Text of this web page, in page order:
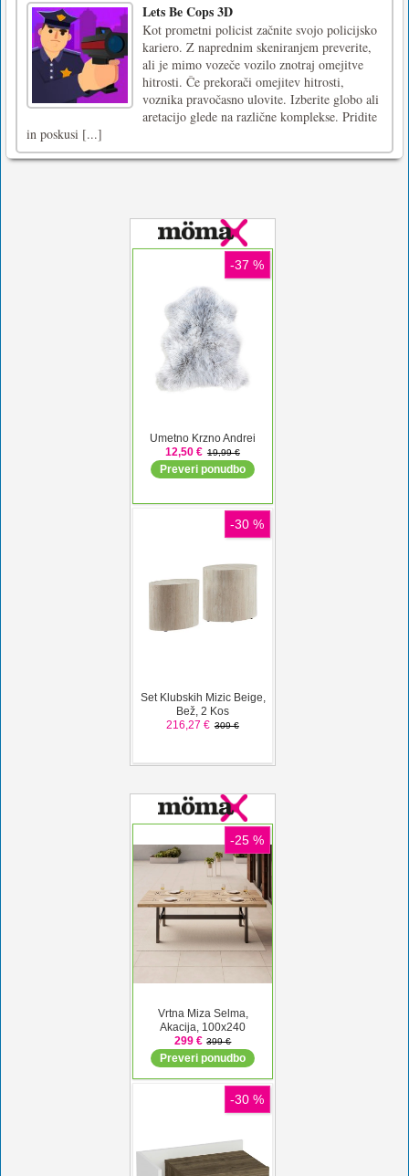
Lets Be Cops 3D
Kot prometni policist začnite svojo policijsko
kariero. Z naprednim skeniranjem preverite,
ali je mimo vozeče vozilo znotraj omejitve
hitrosti. Če prekorači omejitev hitrosti,
voznika pravočasno ulovite. Izberite globo ali
aretacijo glede na različne komplekse. Pridite
in poskusi [...]